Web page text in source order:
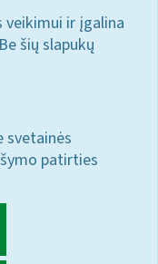
veikimui ir įgalina
šių slapukų
svetainės
patirties